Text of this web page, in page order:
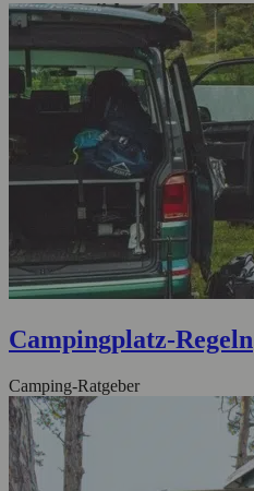
Campingplatz-Regeln
Camping-Ratgeber